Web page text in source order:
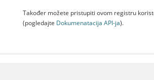
Također možete pristupiti ovom registru
(pogledajte Dokumenаtаcijа API-jа).